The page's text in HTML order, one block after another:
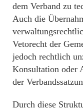
dem Verband zu
Auch die
Vetorecht der
jedoch rechtlich
Konsultation oder
der
Durch diese